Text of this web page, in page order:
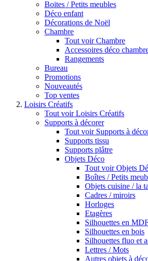
Boites / Petits meubles
Déco enfant
Décorations de Noël
Chambre
Tout voir Chambre
Accessoires déco
Rangements
Bureau
Promotions
Nouveautés
Top ventes
Loisirs Créatifs
Tout voir Loisirs Créatifs
Supports à décorer
Tout voir Supports à
Supports tissu
Supports plâtre
Objets Déco
Tout voir Objets
Boîtes / Petits
Objets cuisine / la
Cadres / miroirs
Horloges
Etagères
Silhouettes en
Silhouettes en bois
Silhouettes fluo et
Lettres / Mots
Autres objets à